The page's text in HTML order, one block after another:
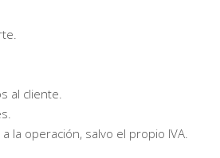
al cliente.
la operación, salvo el propio IVA.